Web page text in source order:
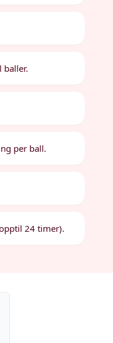
baller.
per ball.
24 timer).